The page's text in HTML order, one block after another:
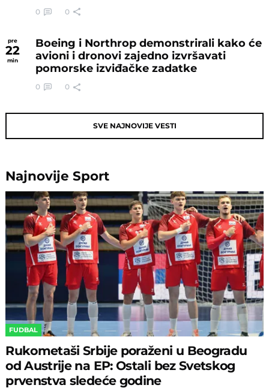
0 0
pre
22
min
Boeing i Northrop demonstrirali kako će
avioni i dronovi zajedno izvršavati
pomorske izviđačke zadatke
0 0
SVE NAJNOVIJE VESTI
NajnovijeSport
FUDBAL
Rukometaši Srbije poraženi u Beogradu
od Austrije na EP: Ostali bez Svetskog
prvenstva sledeće godine